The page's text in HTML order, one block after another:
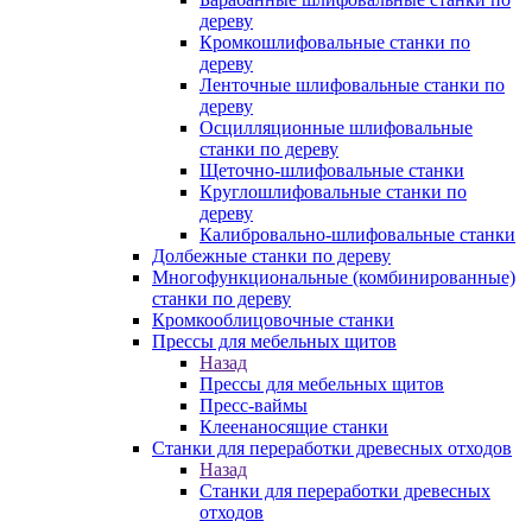
дереву
Кромкошлифовальные станки по
дереву
Ленточные шлифовальные станки по
дереву
Осцилляционные шлифовальные
станки по дереву
Щеточно-шлифовальные станки
Круглошлифовальные станки по
дереву
Калибровально-шлифовальные станки
Долбежные станки по дереву
Многофункциональные (комбинированные)
станки по дереву
Кромкооблицовочные станки
Прессы для мебельных щитов
Назад
Прессы для мебельных щитов
Пресс-ваймы
Клеенаносящие станки
Станки для переработки древесных отходов
Назад
Станки для переработки древесных
отходов